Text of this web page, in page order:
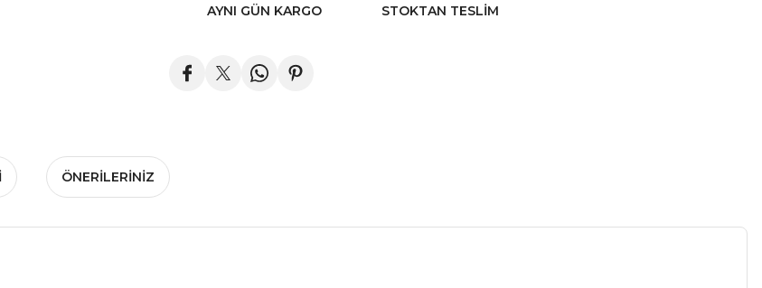
AYNI GÜN KARGO STOKTAN TESLIM
ÖNERILERINIZ